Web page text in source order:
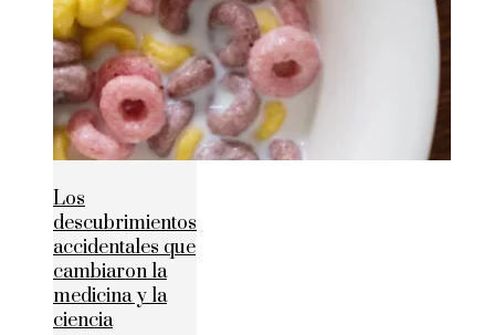
Los
descubrimientos
accidentales que
cambiaron la
medicina y la
ciencia